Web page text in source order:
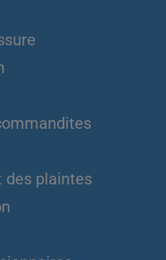
des plaintes